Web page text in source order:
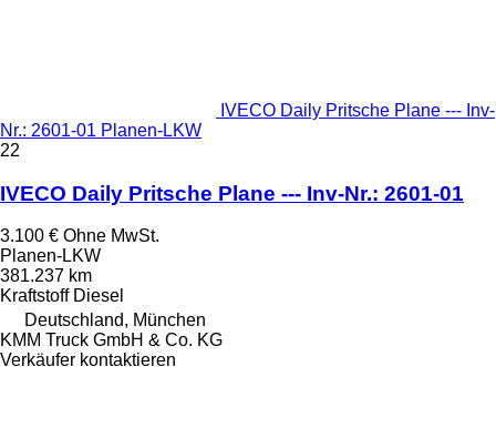
IVECO Daily Pritsche Plane --- Inv-
Nr.: 2601-01 Planen-LKW
22
IVECO Daily Pritsche Plane --- Inv-Nr.: 2601-01
3.100 € Ohne MwSt.
Planen-LKW
381.237 km
Kraftstoff Diesel
Deutschland, München
KMM Truck GmbH & Co. KG
Verkäufer kontaktieren